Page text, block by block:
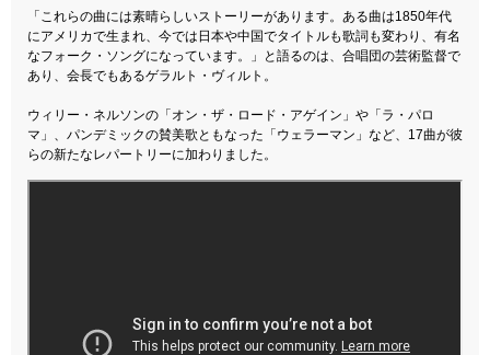
「これらの曲には素晴らしいストーリーがあります。ある曲は1850年代
にアメリカで生まれ、今では日本や中国でタイトルも歌詞も変わり、有名
なフォーク・ソングになっています。」と語るのは、合唱団の芸術監督で
あり、会長でもあるゲラルト・ヴィルト。
ウィリー・ネルソンの「オン・ザ・ロード・アゲイン」や「ラ・パロ
マ」、パンデミックの賛美歌ともなった「ウェラーマン」など、17曲が彼
らの新たなレパートリーに加わりました。